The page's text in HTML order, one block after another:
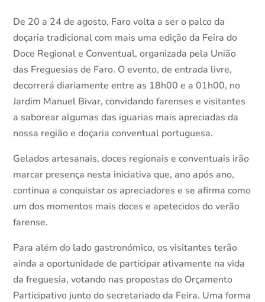
De 20 a 24 de agosto, Faro volta a ser o palco da
doçaria tradicional com mais uma edição da Feira do
Doce Regional e Conventual, organizada pela União
das Freguesias de Faro. O evento, de entrada livre,
decorrerá diariamente entre as 18h00 e a 01h00, no
Jardim Manuel Bivar, convidando farenses e visitantes
a saborear algumas das iguarias mais apreciadas da
nossa região e doçaria conventual portuguesa.
Gelados artesanais, doces regionais e conventuais irão
marcar presença nesta iniciativa que, ano após ano,
continua a conquistar os apreciadores e se afirma como
um dos momentos mais doces e apetecidos do verão
farense.
Para além do lado gastronómico, os visitantes terão
ainda a oportunidade de participar ativamente na vida
da freguesia, votando nas propostas do Orçamento
Participativo junto do secretariado da Feira. Uma forma